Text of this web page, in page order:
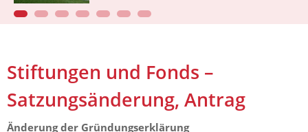
Stiftungen und Fonds –
Satzungsänderung, Antrag
Änderung der Gründungserklärung